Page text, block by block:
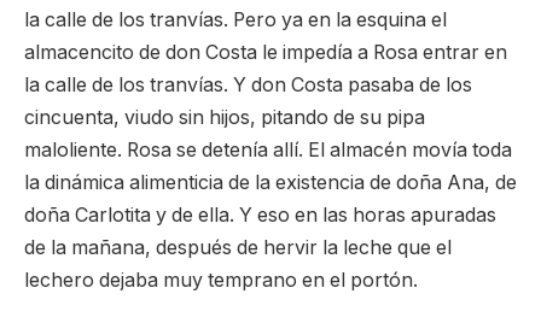
la calle de los tranvías. Pero ya en la esquina el
almacencito de don Costa le impedía a Rosa entrar en
la calle de los tranvías. Y don Costa pasaba de los
cincuenta, viudo sin hijos, pitando de su pipa
maloliente. Rosa se detenía allí. El almacén movía toda
la dinámica alimenticia de la existencia de doña Ana, de
doña Carlotita y de ella. Y eso en las horas apuradas
de la mañana, después de hervir la leche que el
lechero dejaba muy temprano en el portón.